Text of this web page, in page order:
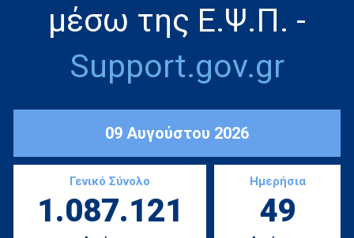
μέσω της Ε.Ψ.Π. -
Support.gov.gr
09 Αυγούστου 2026
Γενικό Σύνολο
1.087.121
Ημερήσια
49